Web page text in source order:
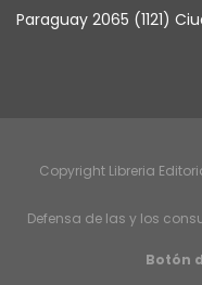
Paraguay 2065 (1121)
Copyright Libreria
Defensa de las y los
Botón